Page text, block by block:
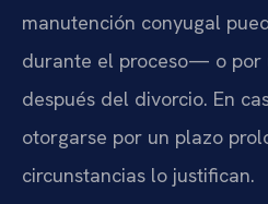
manutención conyugal
durante el proceso— o por
después del divorcio. En
otorgarse por un plazo
circunstancias lo justifican.